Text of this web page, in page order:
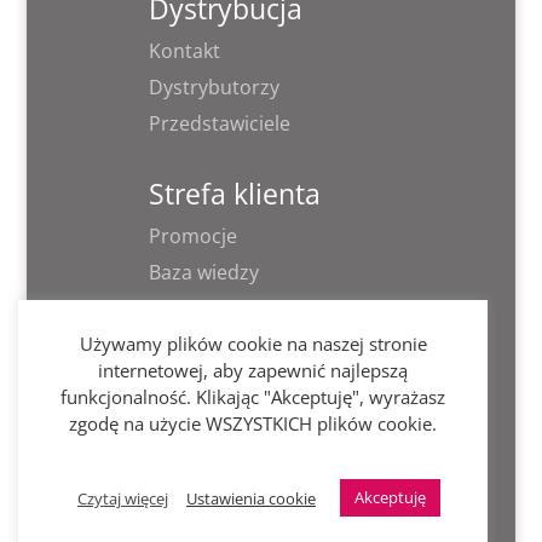
Dystrybucja
Kontakt
Dystrybutorzy
Przedstawiciele
Strefa klienta
Promocje
Baza wiedzy
Informacja RODO
PZI
Używamy plików cookie na naszej stronie
internetowej, aby zapewnić najlepszą
funkcjonalność. Klikając "Akceptuję", wyrażasz
zgodę na użycie WSZYSTKICH plików cookie.
Czytaj więcej Ustawienia cookie Akceptuję